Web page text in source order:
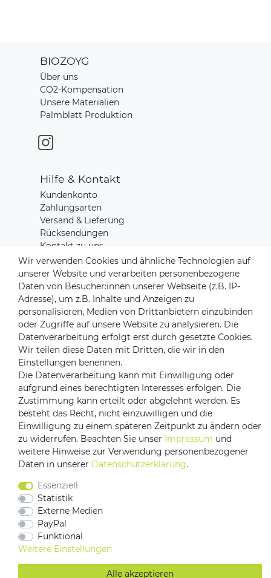
BIOZOYG
Über uns
CO2-Kompensation
Unsere Materialien
Palmblatt Produktion
Hilfe & Kontakt
Kundenkonto
Zahlungsarten
Versand & Lieferung
Rücksendungen
Kontakt zu uns
Zahlungsanbieter
Versandpartner
Impressum Daten­schutz­erklärung
AGB
Barrierefreiheitserklärung
Vertrag widerrufen
Wir verwenden Cookies und ähnliche Technologien auf
unserer Website und verarbeiten personenbezogene
Daten von Besucher:innen unserer Webseite (z.B. IP-
Adresse), um z.B. Inhalte und Anzeigen zu
personalisieren, Medien von Drittanbietern einzubinden
oder Zugriffe auf unsere Website zu analysieren. Die
Datenverarbeitung erfolgt erst durch gesetzte Cookies.
Wir teilen diese Daten mit Dritten, die wir in den
Einstellungen benennen.
Die Datenverarbeitung kann mit Einwilligung oder
aufgrund eines berechtigten Interesses erfolgen. Die
Zustimmung kann erteilt oder abgelehnt werden. Es
besteht das Recht, nicht einzuwilligen und die
Einwilligung zu einem späteren Zeitpunkt zu ändern oder
zu widerrufen. Beachten Sie unser Impressum und
weitere Hinweise zur Verwendung personenbezogener
Daten in unserer Daten­schutz­erklärung.
Essenziell
Statistik
Externe Medien
PayPal
Funktional
Weitere Einstellungen
Alle akzeptieren